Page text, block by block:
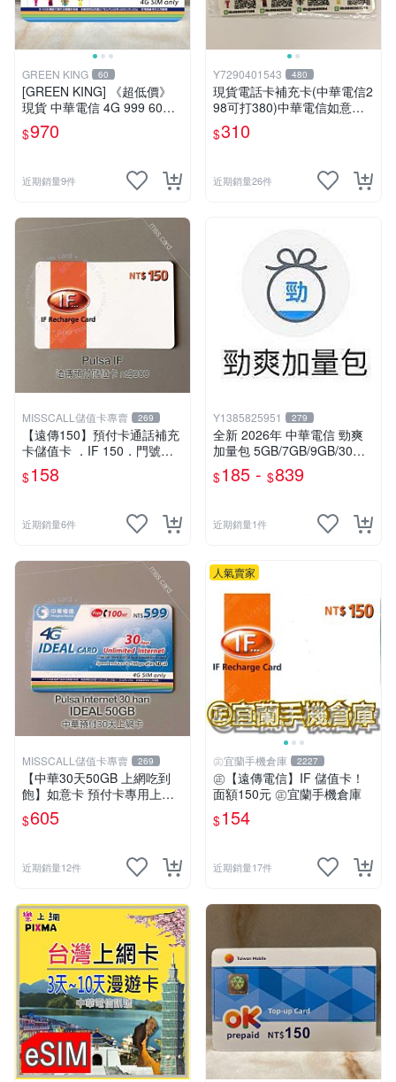
GREEN KING 60
[GREEN KING] 《超低價》
現貨 中華電信 4G 999 60天
網路吃到飽 儲值卡 網卡 網路
儲值卡 上網卡 如意卡
$970
近期銷量9件
Y7290401543 480
現貨電話卡補充卡(中華電信2
98可打380)中華電信如意卡3
00+80中華電信380中華如意
卡
$310
近期銷量26件
MISSCALL儲值卡專賣 269
【遠傳150】預付卡通話補充
卡儲值卡 ．IF 150．門號延
展ifu⚡MissCall儲值卡專賣
$158
近期銷量6件
Y1385825951 279
全新 2026年 中華電信 勁爽
加量包 5GB/7GB/9GB/30日
無限上網 月租型及預付卡門
號適用
$185 - $839
近期銷量1件
MISSCALL儲值卡專賣 269
【中華30天50GB 上網吃到
飽】如意卡 預付卡專用上網
補充卡/儲值卡IDEAL599⚡Mi
ssCall儲值卡專賣
$605
近期銷量12件
人氣賣家
㊣宜蘭手機倉庫 2227
㊣【遠傳電信】IF 儲值卡！
面額150元 ㊣宜蘭手機倉庫
$154
近期銷量17件